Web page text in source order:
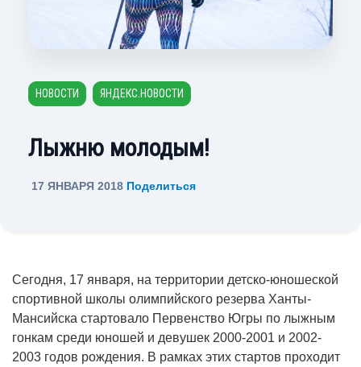
НОВОСТИ ЯНДЕКС.НОВОСТИ
Лыжню молодым!
17 ЯНВАРЯ 2018 Поделиться
Сегодня, 17 января, на территории детско-юношеской
спортивной школы олимпийского резерва Ханты-
Мансийска стартовало Первенство Югры по лыжным
гонкам среди юношей и девушек 2000-2001 и 2002-
2003 годов рождения. В рамках этих стартов проходит